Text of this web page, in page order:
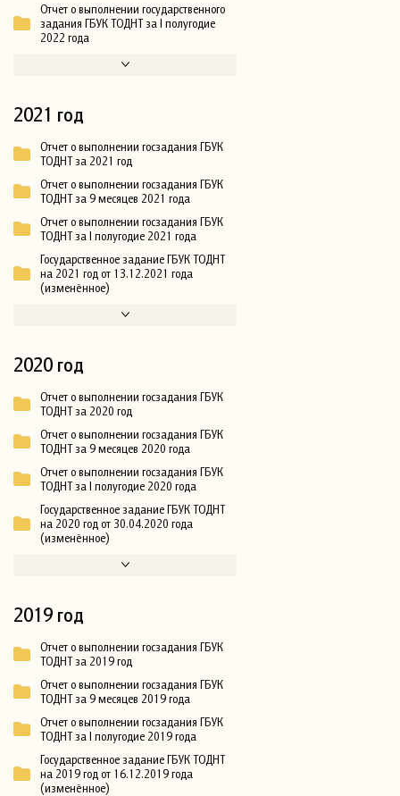
Отчет о выполнении государственного
задания ГБУК ТОДНТ за I полугодие
2022 года
2021 год
Отчет о выполнении госзадания ГБУК
ТОДНТ за 2021 год
Отчет о выполнении госзадания ГБУК
ТОДНТ за 9 месяцев 2021 года
Отчет о выполнении госзадания ГБУК
ТОДНТ за I полугодие 2021 года
Государственное задание ГБУК ТОДНТ
на 2021 год от 13.12.2021 года
(изменённое)
2020 год
Отчет о выполнении госзадания ГБУК
ТОДНТ за 2020 год
Отчет о выполнении госзадания ГБУК
ТОДНТ за 9 месяцев 2020 года
Отчет о выполнении госзадания ГБУК
ТОДНТ за I полугодие 2020 года
Государственное задание ГБУК ТОДНТ
на 2020 год от 30.04.2020 года
(изменённое)
2019 год
Отчет о выполнении госзадания ГБУК
ТОДНТ за 2019 год
Отчет о выполнении госзадания ГБУК
ТОДНТ за 9 месяцев 2019 года
Отчет о выполнении госзадания ГБУК
ТОДНТ за I полугодие 2019 года
Государственное задание ГБУК ТОДНТ
на 2019 год от 16.12.2019 года
(изменённое)